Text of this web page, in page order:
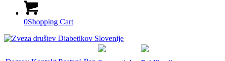
0Shopping Cart